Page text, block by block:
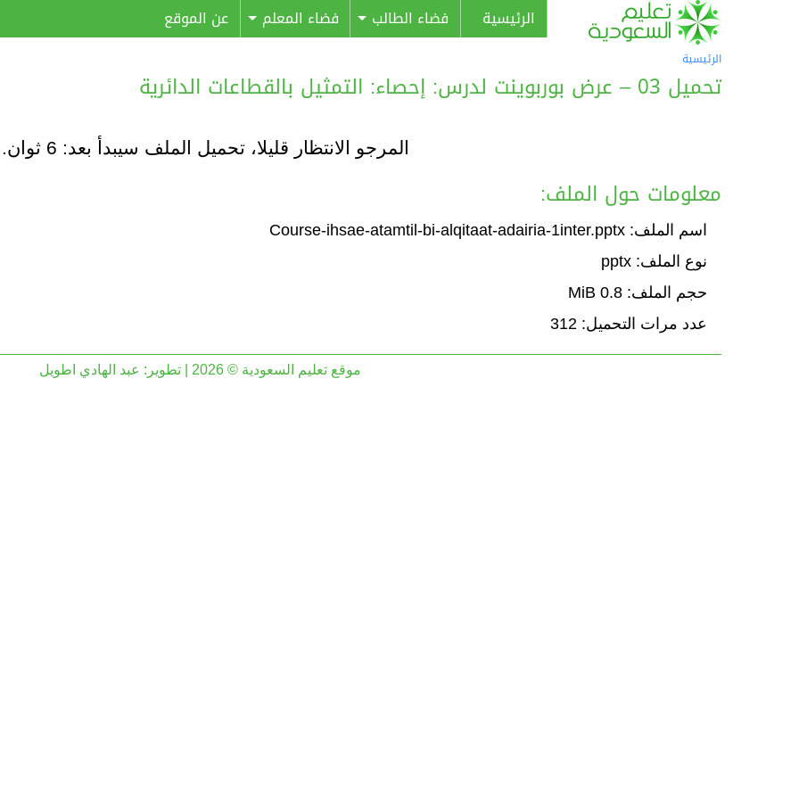
الرئيسية فضاء الطالب فضاء المعلم عن الموقع
الرئيسية
تحميل 03 – عرض بوربوينت لدرس: إحصاء: التمثيل بالقطاعات الدائرية
المرجو الانتظار قليلا، تحميل الملف سيبدأ بعد: 6
معلومات حول الملف:
اسم الملف: Course-ihsae-atamtil-bi-alqitaat-adairia-1inter.pptx
نوع الملف: pptx
حجم الملف: 0.8 MiB
عدد مرات التحميل: 312
موقع تعليم السعودية © 2026 | تطوير: عبد الهادي اطويل